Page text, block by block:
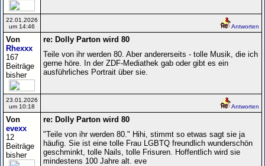
22.01.2026
um 14:46
Antworten
Von
Rhexxx
167
Beiträge
bisher
re: Dolly Parton wird 80
Teile von ihr werden 80. Aber andererseits - tolle Musik, die ich
gerne höre. In der ZDF-Mediathek gab oder gibt es ein
ausführliches Portrait über sie.
23.01.2026
um 10:18
Antworten
Von
evexx
12
Beiträge
bisher
re: Dolly Parton wird 80
"Teile von ihr werden 80." Hihi, stimmt so etwas sagt sie ja
häufig. Sie ist eine tolle Frau LGBTQ freundlich wunderschön
geschminkt, tolle Nails, tolle Frisuren. Hoffentlich wird sie
mindestens 100 Jahre alt. eve